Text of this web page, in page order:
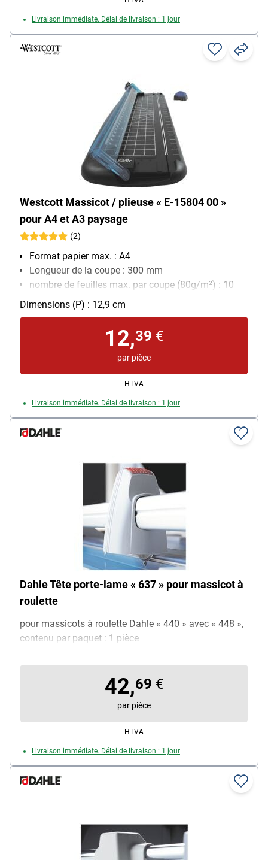
Livraison immédiate. Délai de livraison : 1 jour
Westcott Massicot / plieuse « E-15804 00 »
pour A4 et A3 paysage
(2)
Format papier max. : A4
Longueur de la coupe : 300 mm
nombre de feuilles max. par coupe (80g/m²) : 10
feuille(s)
Quadrillage avec différents formats : Non
Dimensions (P) : 12,9 cm
12,39 €
par pièce
HTVA
Livraison immédiate. Délai de livraison : 1 jour
Dahle Tête porte-lame « 637 » pour massicot à
roulette
pour massicots à roulette Dahle « 440 » avec « 448 »,
contenu par paquet : 1 pièce
42,69 €
par pièce
HTVA
Livraison immédiate. Délai de livraison : 1 jour